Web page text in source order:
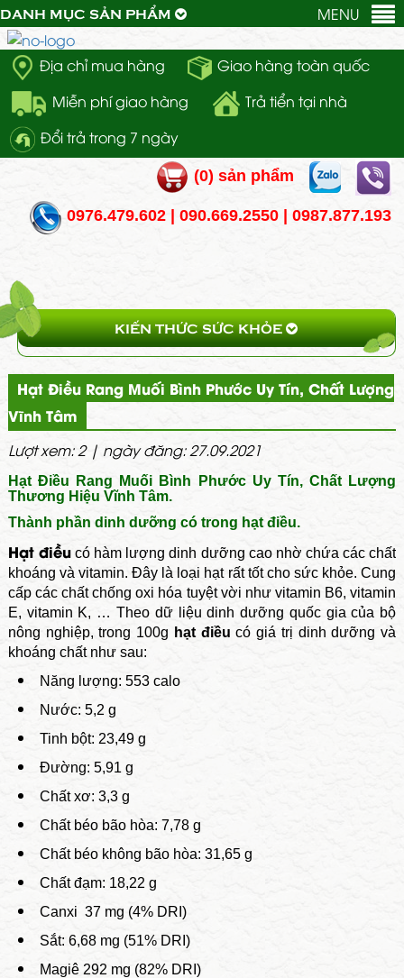
Địa chỉ mua hàng
Giao hàng toàn quốc
Miễn phí giao hàng
Trả tiển tại nhà
Đổi trả trong 7 ngày
(0) sản phẩm
0976.479.602 | 090.669.2550 | 0987.877.193
MENU
DANH MỤC SẢN PHẨM
KIẾN THỨC SỨC KHỎE
Hạt Điều Rang Muối Bình Phước Uy Tín, Chất Lượng
Vĩnh Tâm
Lượt xem: 2 | ngày đăng: 27.09.2021
Hạt Điều Rang Muối Bình Phước Uy Tín, Chất Lượng
Thương Hiệu Vĩnh Tâm.
Thành phần dinh dưỡng có trong hạt điều.
Hạt điều có hàm lượng dinh dưỡng cao nhờ chứa các chất
khoáng và vitamin. Đây là loại hạt rất tốt cho sức khỏe. Cung
cấp các chất chống oxi hóa tuyệt vời như vitamin B6,vitamin
E, vitamin K, … Theo dữ liệu dinh dưỡng quốc gia của bộ
nông nghiệp, trong 100g hạt điều có giá trị dinh dưỡng và
khoáng chất như sau:
Năng lượng: 553 calo
Nước: 5,2 g
Tinh bột: 23,49 g
Đường: 5,91 g
Chất xơ: 3,3 g
Chất béo bão hòa: 7,78 g
Chất béo không bão hòa: 31,65 g
Chất đạm: 18,22 g
Canxi 37 mg (4% DRI)
Sắt: 6,68 mg (51% DRI)
Magiê 292 mg (82% DRI)